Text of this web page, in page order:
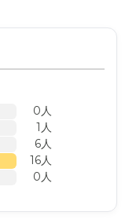
0人
1人
6人
16人
0人